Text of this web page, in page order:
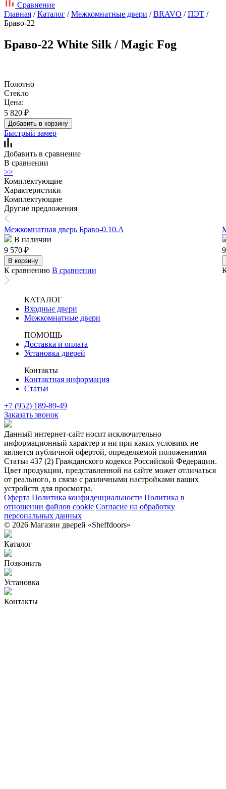
Сравнение
Главная /Каталог /Межкомнатные двери /BRAVO /ПЭТ /
Браво-22
Браво-22 White Silk / Magic Fog
Полотно
Стекло
Цена:
5 820 ₽
Добавить в корзину
Быстрый замер
Добавить в сравнение
В сравнении
>>
Комплектующие
Характеристики
Комплектующие
Другие предложения
Межкомнатная дверь Браво-0.10.А
В наличии
9 570 ₽
В корзину
К сравнению В сравнении
КАТАЛОГ
Входные двери
Межкомнатные двери
ПОМОЩЬ
Доставка и оплата
Установка дверей
Контакты
Контактная информация
Статьи
+7 (952) 189-89-49
Заказать звонок
Данный интернет-сайт носит исключительно
информационный характер и ни при каких условиях не
является публичной офертой, определяемой положениями
Статьи 437 (2) Гражданского кодекса Российской Федерации.
Цвет продукции, представленной на сайте может отличаться
от реального, в связи с различными настройками ваших
устройств для просмотра.
Оферта Политика конфиденциальности Политика в
отношении файлов cookie Согласие на обработку
персональных данных
© 2026 Магазин дверей «Sheffdoors»
Каталог
Позвонить
Установка
Контакты